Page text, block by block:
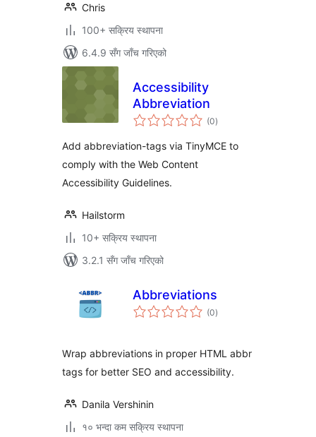
Chris
100+ सक्रिय स्थापना
6.4.9 सँग जाँच गरिएको
Accessibility
Abbreviation
(0कुल
रेटिङ्गहरू
)
Add abbreviation-tags via TinyMCE to
comply with the Web Content
Accessibility Guidelines.
Hailstorm
10+ सक्रिय स्थापना
3.2.1 सँग जाँच गरिएको
Abbreviations
(0कुल
रेटिङ्गहरू
)
Wrap abbreviations in proper HTML abbr
tags for better SEO and accessibility.
Danila Vershinin
१० भन्दा कम सक्रिय स्थापना